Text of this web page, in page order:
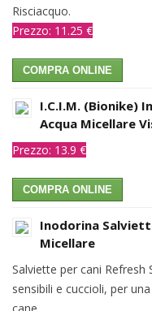
Risciacquo.
Prezzo: 11.25 €
COMPRA ONLINE
I.C.I.M. (Bionike)
Acqua Micellare
Prezzo: 13.9 €
COMPRA ONLINE
Inodorina
Micellare
Salviette per cani Refresh
sensibili e cuccioli, per